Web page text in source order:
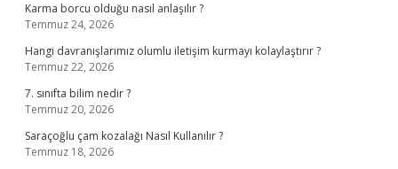
Karma borcu olduğu nasıl anlaşılır ?
Temmuz 24, 2026
Hangi davranışlarımız olumlu iletişim kurmayı kolaylaştırır ?
Temmuz 22, 2026
7. sınıfta bilim nedir ?
Temmuz 20, 2026
Saraçoğlu çam kozalağı Nasıl Kullanılır ?
Temmuz 18, 2026